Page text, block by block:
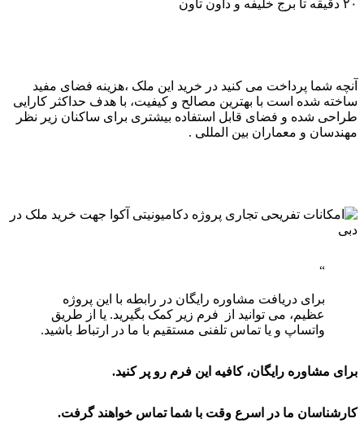
۲۰ دقیقه تا برج خلیفه و داون تاون
آنچه شما پرداخت می کنید در خرید این ملک ،هزینه فضای مفید
ساخته شده است با بهترین مصالح و کیفیت، با هدف حداکثر کارایی
طراحی شده و فضای قابل استفاده بیشتری برای ساکنان زیر نظر
مهندسان و معماران بین المللی .
برای دریافت مشاوره رایگان در رابطه با این پروژه
عظیم، می توانید از فرم زیر کمک بگیرید. یا از طریق
واتساپ و یا تماس تلفنی مستقیم با ما در ارتباط باشید.
برای مشاوره رایگان، کافیه این فرم رو پر کنید.
کارشناسان ما در اسرع وقت با شما تماس خواهند گرفت.